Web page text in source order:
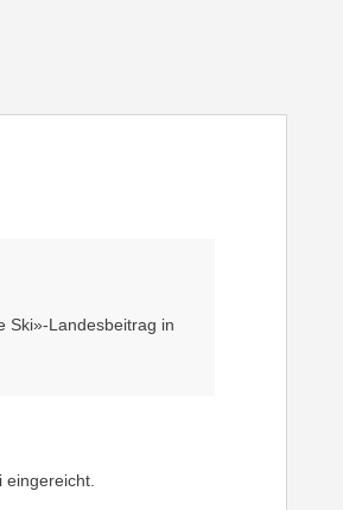
Ski»-Landesbeitrag in
eingereicht.